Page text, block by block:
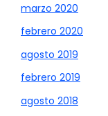
marzo 2020
febrero 2020
agosto 2019
febrero 2019
agosto 2018